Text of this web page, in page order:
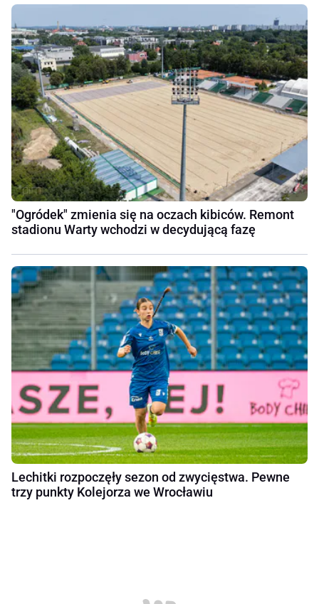
"Ogródek" zmienia się na oczach kibiców. Remont
stadionu Warty wchodzi w decydującą fazę
Lechitki rozpoczęły sezon od zwycięstwa. Pewne
trzy punkty Kolejorza we Wrocławiu